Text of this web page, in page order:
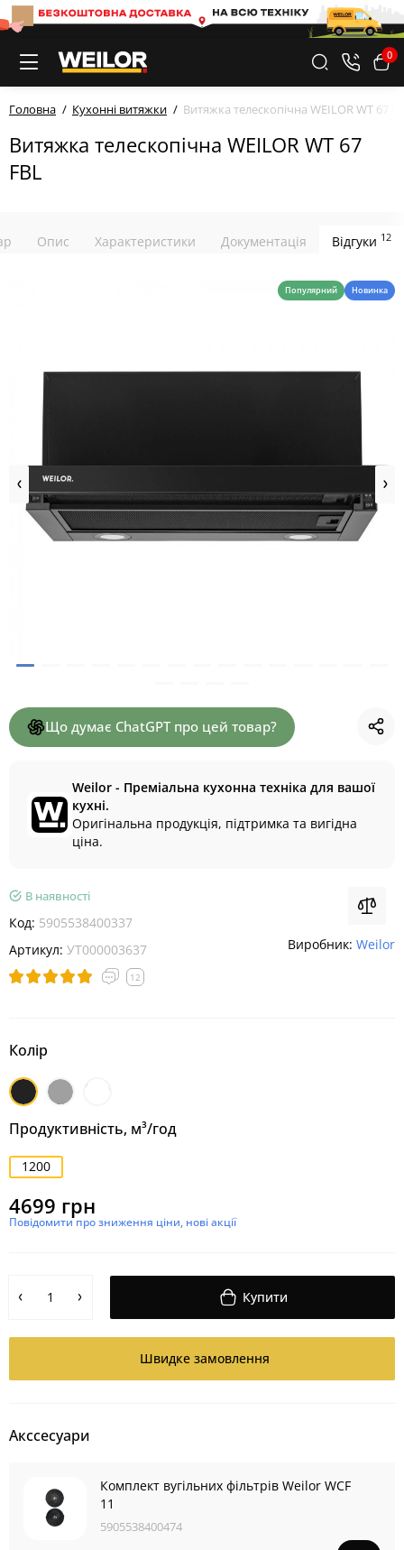
0
Головна Кухонні витяжки Витяжка телескопічна WEILOR WT 67
Витяжка телескопічна WEILOR WT 67
FBL
Опис Характеристики Документація Відгуки 12
Популярний Новинка
Що думає ChatGPT про цей товар?
Weilor - Преміальна кухонна техніка для вашої
кухні.
Оригінальна продукція, підтримка та вигідна
ціна.
В наявності
Код: 5905538400337
Артикул: УТ000003637
12
Виробник: Weilor
Колір
ЧорнийНержавіюча
сталь
Білий
Продуктивність, м³/год
1200
4699 грн
Повідомити про зниження ціни, нові акції
Купити
Швидке замовлення
Акссесуари
Комплект вугільних фільтрів Weilor WCF
11
5905538400474